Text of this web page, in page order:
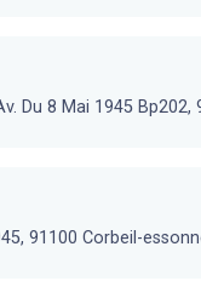
Du 8 Mai 1945
91100 Corbeil-